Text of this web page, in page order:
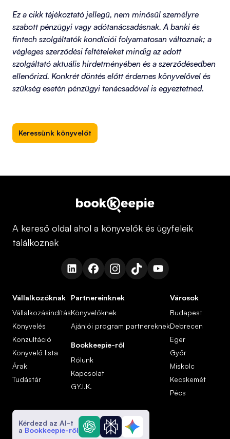
Ez a cikk tájékoztató jellegű, nem minősül személyre
szabott pénzügyi vagy adótanácsadásnak. A banki és
fintech szolgáltatók kondíciói folyamatosan változnak; a
végleges szerződési feltételeket mindig az adott
szolgáltató aktuális hirdetményében és a szerződésedben
ellenőrizd. Konkrét döntés előtt érdemes könyvelővel és
szükség esetén pénzügyi tanácsadóval is egyeztetned.
Keressünk könyvelőt
A kereső oldal ahol a könyvelők és ügyfeleik
találkoznak
Vállalkozóknak
Vállalkozásindítás
Könyvelés
Konzultáció
Könyvelő lista
Árak
Tudástár
Partnereinknek
Könyvelőknek
Ajánlói program partnereknek
Bookkeepie-ről
Rólunk
Kapcsolat
GY.I.K.
Városok
Budapest
Debrecen
Eger
Győr
Miskolc
Kecskemét
Pécs
Kérdezd az AI-t
a Bookkeepie-ről